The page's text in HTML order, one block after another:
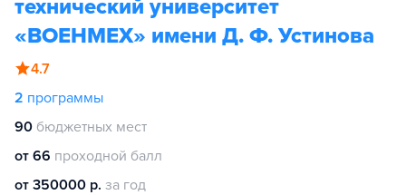
технический университет
«ВОЕНМЕХ» имени Д. Ф. Устинова
4.7
2 программы
90 бюджетных мест
от 66 проходной балл
от 350000 р. за год